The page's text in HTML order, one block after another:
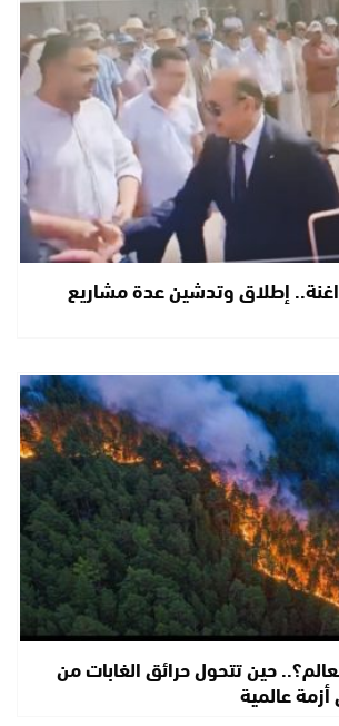
إطلاق وتدشين عدة مشاريع
حين تتحول حرائق الغابات من
عالمية